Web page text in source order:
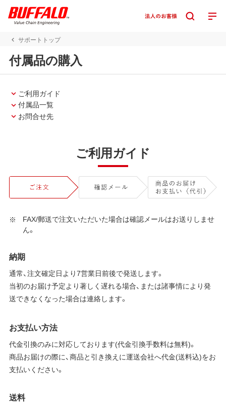
サポートトップ
付属品の購入
ご利用ガイド
付属品一覧
お問合せ先
ご利用ガイド
FAX/郵送で注文いただいた場合は確認メールはお送りしませ
ん。
納期
通常、注文確定日より7営業日前後で発送します。
当初のお届け予定より著しく遅れる場合、または諸事情により発
送できなくなった場合は連絡します。
お支払い方法
代金引換のみに対応しております(代金引換手数料は無料)。
商品お届けの際に、商品と引き換えに運送会社へ代金(送料込)をお
支払いください。
送料